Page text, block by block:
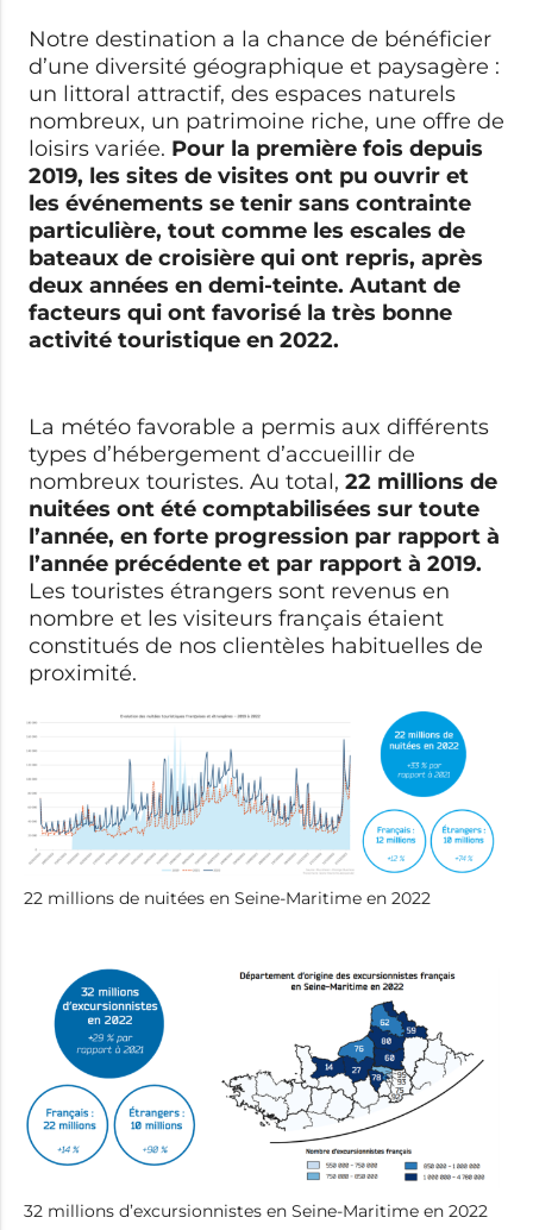
Notre destination a la chance de bénéficier
d’une diversité géographique et paysagère :
un littoral attractif, des espaces naturels
nombreux, un patrimoine riche, une offre de
loisirs variée. Pour la première fois depuis
2019, les sites de visites ont pu ouvrir et
les événements se tenir sans contrainte
particulière, tout comme les escales de
bateaux de croisière qui ont repris, après
deux années en demi-teinte. Autant de
facteurs qui ont favorisé la très bonne
activité touristique en 2022.
La météo favorable a permis aux différents
types d’hébergement d’accueillir de
nombreux touristes. Au total, 22 millions de
nuitées ont été comptabilisées sur toute
l’année, en forte progression par rapport à
l’année précédente et par rapport à 2019.
Les touristes étrangers sont revenus en
nombre et les visiteurs français étaient
constitués de nos clientèles habituelles de
proximité.
22 millions de nuitées en Seine-Maritime en 2022
32 millions d’excursionnistes en Seine-Maritime en 2022